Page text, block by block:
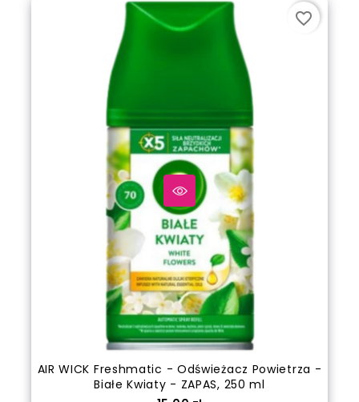
AIR WICK Freshmatic - Odświeżacz Powietrza -
Białe Kwiaty - ZAPAS, 250 ml
favorite_border